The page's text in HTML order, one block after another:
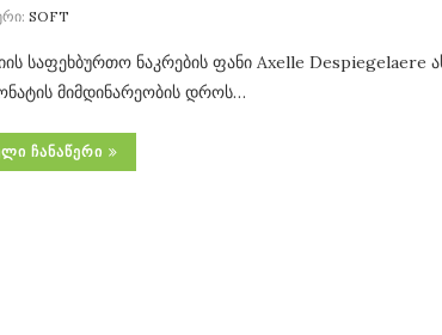
SOFT
საფეხბურთო ნაკრების ფანი Axelle
მიმდინარეობის დროს…
ᲩᲐᲜᲐᲬᲔᲠᲘ